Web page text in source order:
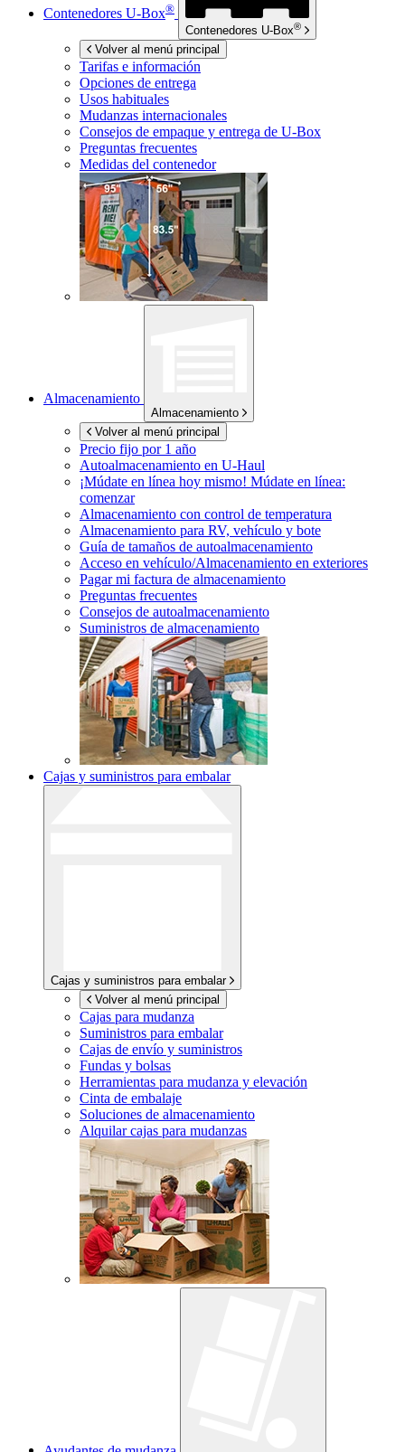
Contenedores U-Box®
Contenedores U-Box®
Volver al menú principal
Tarifas e información
Opciones de entrega
Usos habituales
Mudanzas internacionales
Consejos de empaque y entrega de U-Box
Preguntas frecuentes
Medidas del contenedor
Almacenamiento
Almacenamiento
Volver al menú principal
Precio fijo por 1 año
Autoalmacenamiento en U-Haul
¡Múdate en línea hoy mismo! Múdate en línea:
comenzar
Almacenamiento con control de temperatura
Almacenamiento para RV, vehículo y bote
Guía de tamaños de autoalmacenamiento
Acceso en vehículo/Almacenamiento en exteriores
Pagar mi factura de almacenamiento
Preguntas frecuentes
Consejos de autoalmacenamiento
Suministros de almacenamiento
Cajas y suministros para embalar
Cajas y suministros para embalar
Volver al menú principal
Cajas para mudanza
Suministros para embalar
Cajas de envío y suministros
Fundas y bolsas
Herramientas para mudanza y elevación
Cinta de embalaje
Soluciones de almacenamiento
Alquilar cajas para mudanzas